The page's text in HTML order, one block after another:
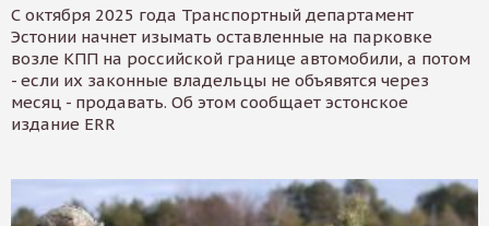
С октября 2025 года Транспортный департамент
Эстонии начнет изымать оставленные на парковке
возле КПП на российской границе автомобили, а потом
- если их законные владельцы не объявятся через
месяц - продавать. Об этом сообщает эстонское
издание ERR